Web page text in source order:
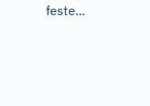
feste...